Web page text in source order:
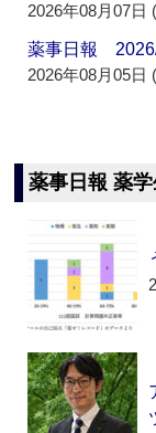
2026年08月07日
薬事日報
2026年08月05日
薬事日報 薬